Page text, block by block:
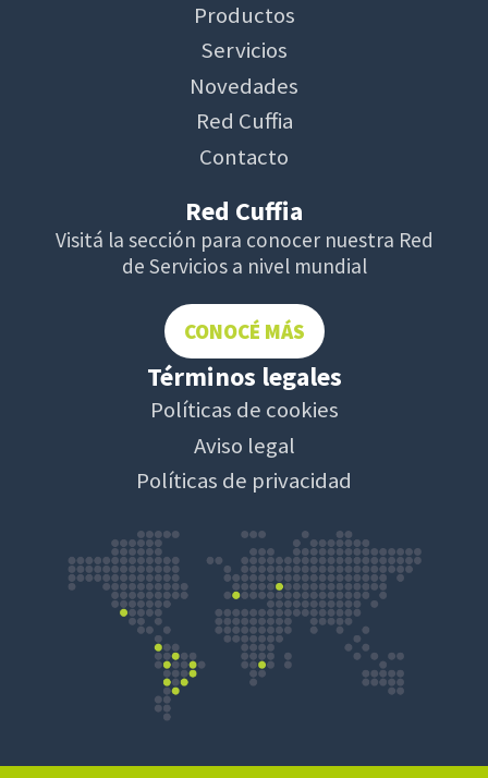
Productos
Servicios
Novedades
Red Cuffia
Contacto
Red Cuffia
Visitá la sección para conocer nuestra Red
de Servicios a nivel mundial
CONOCÉ MÁS
Términos legales
Políticas de cookies
Aviso legal
Políticas de privacidad